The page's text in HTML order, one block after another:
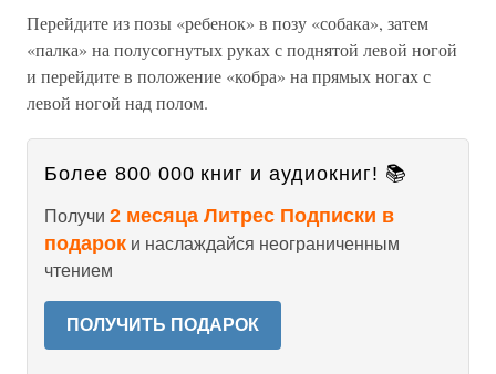
Перейдите из позы «ребенок» в позу «собака», затем
«палка» на полусогнутых руках с поднятой левой ногой
и перейдите в положение «кобра» на прямых ногах с
левой ногой над полом.
Более 800 000 книг и аудиокниг! 📚
Получи 2 месяца Литрес Подписки в
подарок и наслаждайся неограниченным
чтением
ПОЛУЧИТЬ ПОДАРОК